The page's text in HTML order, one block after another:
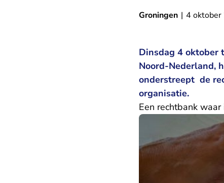
Groningen | 4
Dinsdag 4 oktober
Noord-Nederland,
onderstreept de
organisatie.
Een rechtbank